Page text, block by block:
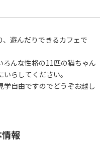
遊んだりできるカフェで
ろんな性格の11匹の猫ちゃん
らしてください。
学自由ですのでどうぞお越し
報